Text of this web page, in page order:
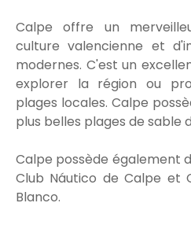
Calpe offre un
culture valencienne et
modernes. C'est un
explorer la région ou
plages locales. Calpe
plus belles plages de sable
Calpe possède également
Club Náutico de Calpe et
Blanco.